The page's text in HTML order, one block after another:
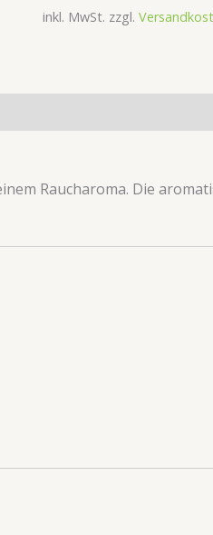
inkl. MwSt. zzgl.
Raucharoma. Die